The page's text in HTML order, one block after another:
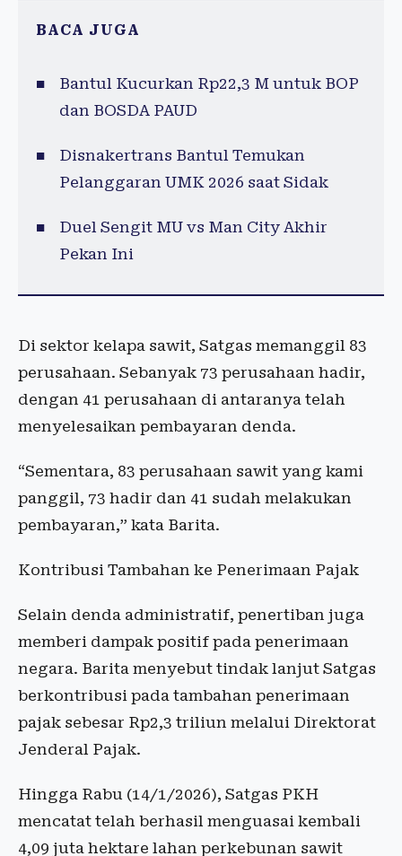
BACA JUGA
Bantul Kucurkan Rp22,3 M untuk BOP
dan BOSDA PAUD
Disnakertrans Bantul Temukan
Pelanggaran UMK 2026 saat Sidak
Duel Sengit MU vs Man City Akhir
Pekan Ini
Di sektor kelapa sawit, Satgas memanggil 83
perusahaan. Sebanyak 73 perusahaan hadir,
dengan 41 perusahaan di antaranya telah
menyelesaikan pembayaran denda.
“Sementara, 83 perusahaan sawit yang kami
panggil, 73 hadir dan 41 sudah melakukan
pembayaran,” kata Barita.
Kontribusi Tambahan ke Penerimaan Pajak
Selain denda administratif, penertiban juga
memberi dampak positif pada penerimaan
negara. Barita menyebut tindak lanjut Satgas
berkontribusi pada tambahan penerimaan
pajak sebesar Rp2,3 triliun melalui Direktorat
Jenderal Pajak.
Hingga Rabu (14/1/2026), Satgas PKH
mencatat telah berhasil menguasai kembali
4,09 juta hektare lahan perkebunan sawit